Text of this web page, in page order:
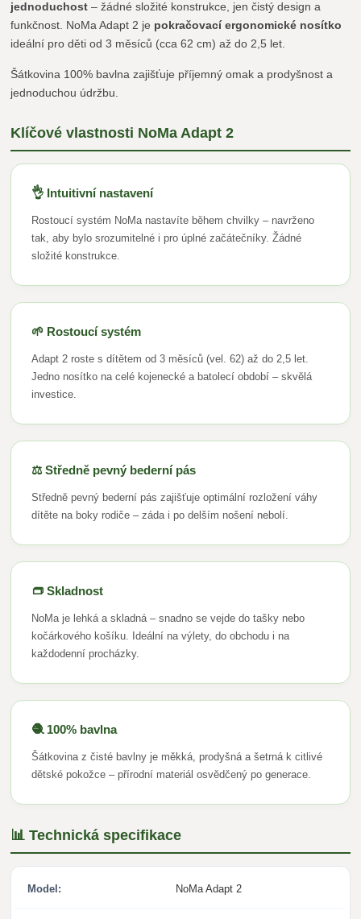
jednoduchost – žádné složité konstrukce, jen čistý design a
funkčnost. NoMa Adapt 2 je pokračovací ergonomické nosítko
ideální pro děti od 3 měsíců (cca 62 cm) až do 2,5 let.
Šátkovina 100% bavlna zajišťuje příjemný omak a prodyšnost a
jednoduchou údržbu.
Klíčové vlastnosti NoMa Adapt 2
👌 Intuitivní nastavení
Rostoucí systém NoMa nastavíte během chvilky – navrženo
tak, aby bylo srozumitelné i pro úplné začátečníky. Žádné
složité konstrukce.
🌱 Rostoucí systém
Adapt 2 roste s dítětem od 3 měsíců (vel. 62) až do 2,5 let.
Jedno nosítko na celé kojenecké a batolecí období – skvělá
investice.
⚖️ Středně pevný bederní pás
Středně pevný bederní pás zajišťuje optimální rozložení váhy
dítěte na boky rodiče – záda i po delším nošení nebolí.
👝 Skladnost
NoMa je lehká a skladná – snadno se vejde do tašky nebo
kočárkového košíku. Ideální na výlety, do obchodu i na
každodenní procházky.
🧶 100% bavlna
Šátkovina z čisté bavlny je měkká, prodyšná a šetrná k citlivé
dětské pokožce – přírodní materiál osvědčený po generace.
📊 Technická specifikace
Model: NoMa Adapt 2